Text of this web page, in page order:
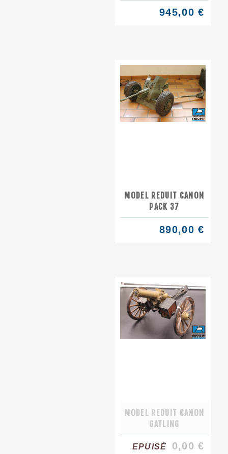
945,00 €
MODEL REDUIT CANON
PACK 37
890,00 €
MODEL REDUIT CANON
GATLING
EPUISÉ 0,00 €